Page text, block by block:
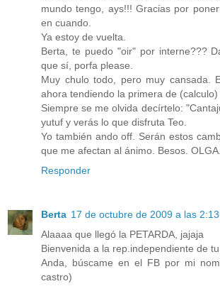
mundo tengo, ays!!! Gracias por
en cuando.
Ya estoy de vuelta.
Berta, te puedo "oir" por interne???
que sí, porfa please.
Muy chulo todo, pero muy cansada.
ahora tendiendo la primera de
Siempre se me olvida decírtelo:
yutuf y verás lo que disfruta Teo.
Yo también ando off. Serán estos
que me afectan al ánimo. Besos. OLGA.
Responder
Berta 17 de octubre de 2009 a las 2:13
Alaaaa que llegó la PETARDA, jajaja
Bienvenida a la rep.independiente de
Anda, búscame en el FB por mi
castro)